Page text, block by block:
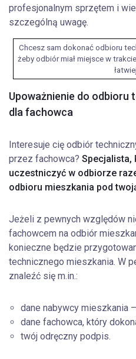
profesjonalnym sprzętem i
szczególną uwagę.
Chcesz sam dokonać odbioru
żeby odbiór miał miejsce w
Upoważnienie do odbioru
dla fachowca
Interesuje cię odbiór
przez fachowca? Specjalista,
uczestniczyć w odbiorze
odbioru mieszkania pod
Jeżeli z pewnych względów
fachowcem na odbiór
konieczne będzie
technicznego mieszkania. W
znaleźć się m.in.:
dane nabywcy mieszkania
dane fachowca, który
twój odręczny podpis.